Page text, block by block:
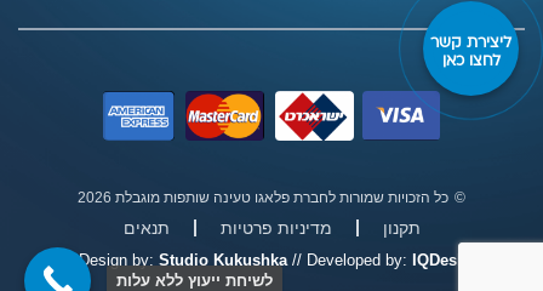
© כל הזכויות שמורות לחברת פלאגו טעינה שותפות מוגבלת
תקנון מדיניות פרטיות תנאים
Design by: Studio Kukushka// Developed by: IQDesk
לשיחת ייעוץ ללא עלות
ליצירת קשר
לחצו כאן